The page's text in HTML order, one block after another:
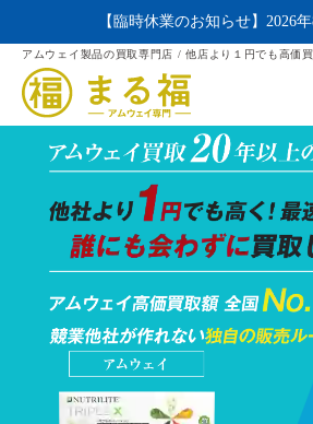
【臨時休業のお知らせ】2026
アムウェイ製品の買取専門店 / 他店より１円でも高価